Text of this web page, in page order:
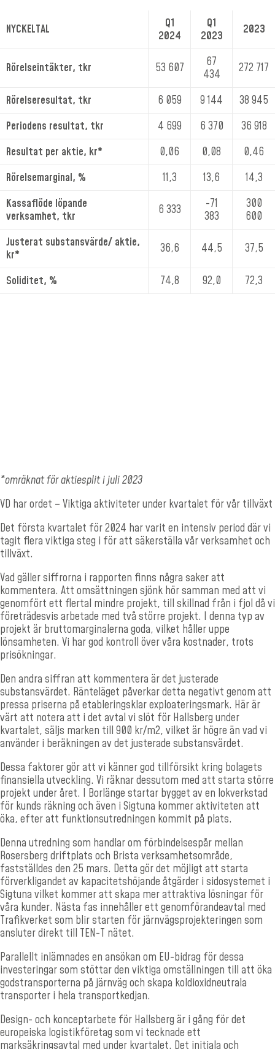
NYCKELTAL
Q1
2024
Q1
2023
2023
Rörelseintäkter, tkr 53 607
67
434
272 717
Rörelseresultat, tkr 6 059 9 144
38 945
Periodens resultat, tkr
4 699 6 370
36 918
Resultat per aktie, kr*
0,06 0,08
0,46
Rörelsemarginal, %
11,3 13,6
14,3
Kassaflöde löpande
verksamhet, tkr
6 333
-71
383
300
600
Justerat substansvärde/ aktie,
kr*
36,6 44,5 37,5
Soliditet, % 74,8 92,0 72,3
*omräknat för aktiesplit i juli 2023
VD har ordet – Viktiga aktiviteter under kvartalet för vår tillväxt
Det första kvartalet för 2024 har varit en intensiv period där vi
tagit flera viktiga steg i för att säkerställa vår verksamhet och
tillväxt.
Vad gäller siffrorna i rapporten finns några saker att
kommentera. Att omsättningen sjönk hör samman med att vi
genomfört ett flertal mindre projekt, till skillnad från i fjol då vi
företrädesvis arbetade med två större projekt. I denna typ av
projekt är bruttomarginalerna goda, vilket håller uppe
lönsamheten. Vi har god kontroll över våra kostnader, trots
prisökningar.
Den andra siffran att kommentera är det justerade
substansvärdet. Ränteläget påverkar detta negativt genom att
pressa priserna på etableringsklar exploateringsmark. Här är
värt att notera att i det avtal vi slöt för Hallsberg under
kvartalet, säljs marken till 900 kr/m2, vilket är högre än vad vi
använder i beräkningen av det justerade substansvärdet.
Dessa faktorer gör att vi känner god tillförsikt kring bolagets
finansiella utveckling. Vi räknar dessutom med att starta större
projekt under året. I Borlänge startar bygget av en lokverkstad
för kunds räkning och även i Sigtuna kommer aktiviteten att
öka, efter att funktionsutredningen kommit på plats.
Denna utredning som handlar om förbindelsespår mellan
Rosersberg driftplats och Brista verksamhetsområde,
fastställdes den 25 mars. Detta gör det möjligt att starta
förverkligandet av kapacitetshöjande åtgärder i sidosystemet i
Sigtuna vilket kommer att skapa mer attraktiva lösningar för
våra kunder. Nästa fas innehåller ett genomförandeavtal med
Trafikverket som blir starten för järnvägsprojekteringen som
ansluter direkt till TEN-T nätet.
Parallellt inlämnades en ansökan om EU-bidrag för dessa
investeringar som stöttar den viktiga omställningen till att öka
godstransporterna på järnväg och skapa koldioxidneutrala
transporter i hela transportkedjan.
Design- och konceptarbete för Hallsberg är i gång för det
europeiska logistikföretag som vi tecknade ett
marksäkringsavtal med under kvartalet. Det initiala och